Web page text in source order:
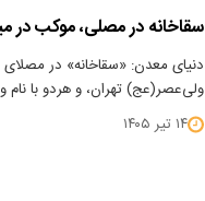
سقاخانه در مصلی، موکب در
دنیای معدن: «سقاخانه» در
ولی‌عصر(عج) تهران، و هردو با نام
۱۴ تیر ۱۴۰۵